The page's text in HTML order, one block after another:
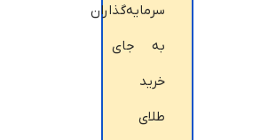
سرمایه‌گذاران
به جای
خرید
طلای